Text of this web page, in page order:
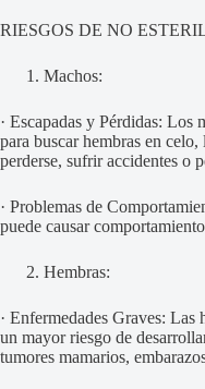
RIESGOS DE NO
Machos:
· Escapadas y Pérdidas: Los
para buscar hembras en
perderse, sufrir accidentes o
· Problemas de
puede causar
Hembras:
· Enfermedades Graves: Las
un mayor riesgo de
tumores mamarios,